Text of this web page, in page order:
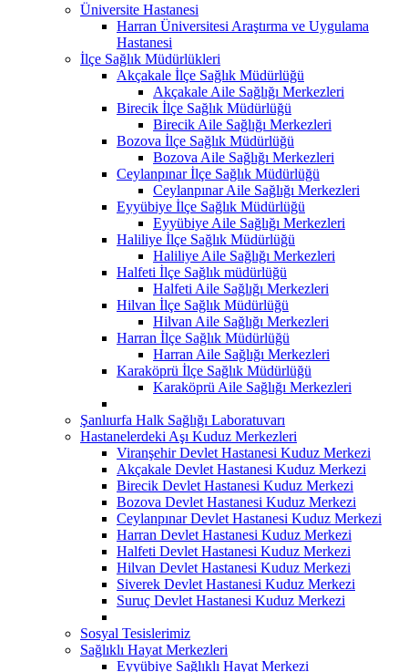
Üniversite Hastanesi
Harran Üniversitesi Araştırma ve Uygulama
Hastanesi
İlçe Sağlık Müdürlükleri
Akçakale İlçe Sağlık Müdürlüğü
Akçakale Aile Sağlığı Merkezleri
Birecik İlçe Sağlık Müdürlüğü
Birecik Aile Sağlığı Merkezleri
Bozova İlçe Sağlık Müdürlüğü
Bozova Aile Sağlığı Merkezleri
Ceylanpınar İlçe Sağlık Müdürlüğü
Ceylanpınar Aile Sağlığı Merkezleri
Eyyübiye İlçe Sağlık Müdürlüğü
Eyyübiye Aile Sağlığı Merkezleri
Haliliye İlçe Sağlık Müdürlüğü
Haliliye Aile Sağlığı Merkezleri
Halfeti İlçe Sağlık müdürlüğü
Halfeti Aile Sağlığı Merkezleri
Hilvan İlçe Sağlık Müdürlüğü
Hilvan Aile Sağlığı Merkezleri
Harran İlçe Sağlık Müdürlüğü
Harran Aile Sağlığı Merkezleri
Karaköprü İlçe Sağlık Müdürlüğü
Karaköprü Aile Sağlığı Merkezleri
Şanlıurfa Halk Sağlığı Laboratuvarı
Hastanelerdeki Aşı Kuduz Merkezleri
Viranşehir Devlet Hastanesi Kuduz Merkezi
Akçakale Devlet Hastanesi Kuduz Merkezi
Birecik Devlet Hastanesi Kuduz Merkezi
Bozova Devlet Hastanesi Kuduz Merkezi
Ceylanpınar Devlet Hastanesi Kuduz Merkezi
Harran Devlet Hastanesi Kuduz Merkezi
Halfeti Devlet Hastanesi Kuduz Merkezi
Hilvan Devlet Hastanesi Kuduz Merkezi
Siverek Devlet Hastanesi Kuduz Merkezi
Suruç Devlet Hastanesi Kuduz Merkezi
Sosyal Tesislerimiz
Sağlıklı Hayat Merkezleri
Eyyübiye Sağlıklı Hayat Merkezi